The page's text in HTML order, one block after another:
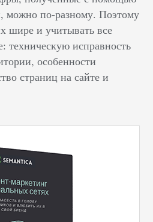
можно по-разному. Поэтому
шире и учитывать все
техническую исправность
особенности
страниц на сайте и